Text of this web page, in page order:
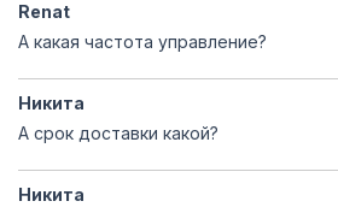
Renat
А какая частота управление?
Никита
А срок доставки какой?
Никита